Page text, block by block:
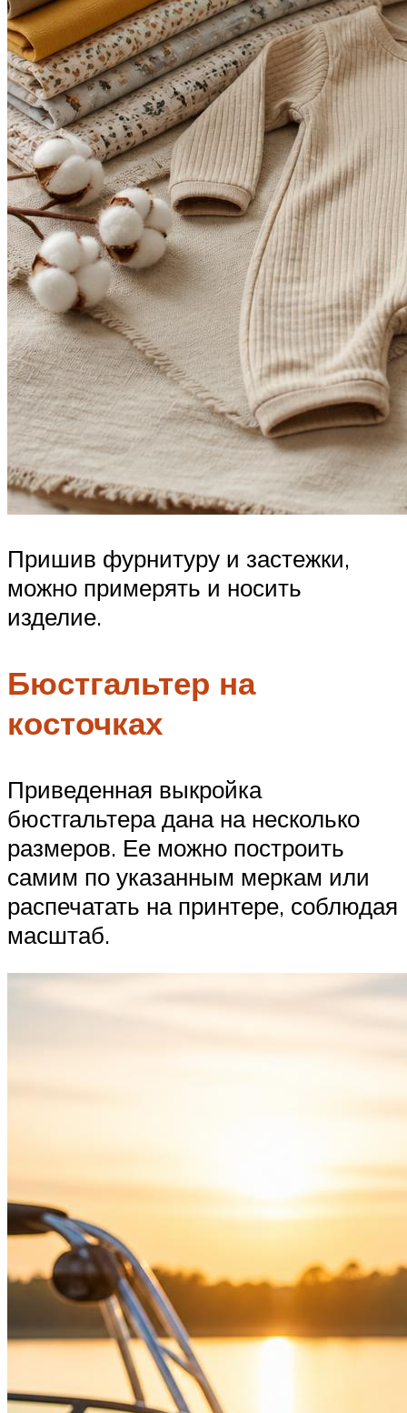
Пришив фурнитуру и застежки,
можно примерять и носить
изделие.
Бюстгальтер на
косточках
Приведенная выкройка
бюстгальтера дана на несколько
размеров. Ее можно построить
самим по указанным меркам или
распечатать на принтере, соблюдая
масштаб.